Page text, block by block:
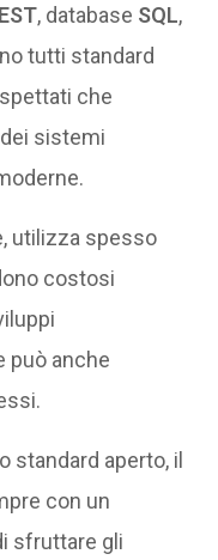
, database SQL,
tutti standard
che
sistemi
utilizza spesso
costosi
può anche
standard aperto, il
con un
sfruttare gli